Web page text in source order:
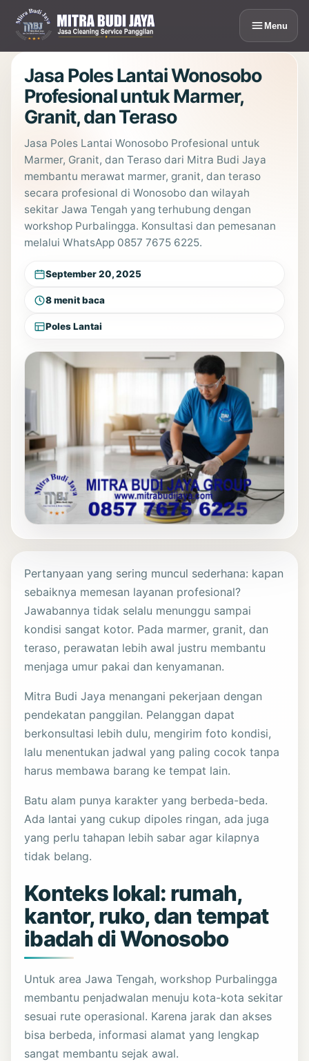
Lewati
Menu
Jasa Poles Lantai Wonosobo
Profesional untuk Marmer,
Granit, dan Teraso
Jasa Poles Lantai Wonosobo Profesional untuk
Marmer, Granit, dan Teraso dari Mitra Budi Jaya
membantu merawat marmer, granit, dan teraso
secara profesional di Wonosobo dan wilayah
sekitar Jawa Tengah yang terhubung dengan
workshop Purbalingga. Konsultasi dan pemesanan
melalui WhatsApp 0857 7675 6225.
September 20, 2025
8 menit baca
Poles Lantai
Pertanyaan yang sering muncul sederhana: kapan
sebaiknya memesan layanan profesional?
Jawabannya tidak selalu menunggu sampai
kondisi sangat kotor. Pada marmer, granit, dan
teraso, perawatan lebih awal justru membantu
menjaga umur pakai dan kenyamanan.
Mitra Budi Jaya menangani pekerjaan dengan
pendekatan panggilan. Pelanggan dapat
berkonsultasi lebih dulu, mengirim foto kondisi,
lalu menentukan jadwal yang paling cocok tanpa
harus membawa barang ke tempat lain.
Batu alam punya karakter yang berbeda-beda.
Ada lantai yang cukup dipoles ringan, ada juga
yang perlu tahapan lebih sabar agar kilapnya
tidak belang.
Konteks lokal: rumah,
kantor, ruko, dan tempat
ibadah di Wonosobo
Untuk area Jawa Tengah, workshop Purbalingga
membantu penjadwalan menuju kota-kota sekitar
sesuai rute operasional. Karena jarak dan akses
bisa berbeda, informasi alamat yang lengkap
sangat membantu sejak awal.